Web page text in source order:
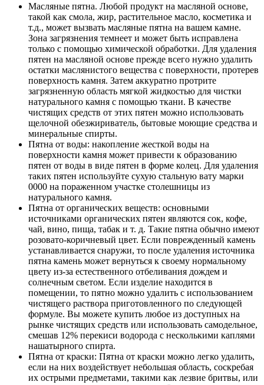
Масляные пятна. Любой продукт на масляной основе,
такой как смола, жир, растительное масло, косметика и
т.д., может вызвать масляные пятна на вашем камне.
Зона загрязнения темнеет и может быть исправлена
только с помощью химической обработки. Для удаления
пятен на масляной основе прежде всего нужно удалить
остатки маслянистого вещества с поверхности, протерев
поверхность камня. Затем аккуратно протрите
загрязненную область мягкой жидкостью для чистки
натурального камня с помощью ткани. В качестве
чистящих средств от этих пятен можно использовать
щелочной обезжириватель, бытовые моющие средства и
минеральные спирты.
Пятна от воды: накопление жесткой воды на
поверхности камня может привести к образованию
пятен от воды в виде пятен в форме колец. Для удаления
таких пятен используйте сухую стальную вату марки
0000 на пораженном участке столешницы из
натурального камня.
Пятна от органических веществ: основными
источниками органических пятен являются сок, кофе,
чай, вино, пища, табак и т. д. Такие пятна обычно имеют
розовато-коричневый цвет. Если поврежденный камень
устанавливается снаружи, то после удаления источника
пятна камень может вернуться к своему нормальному
цвету из-за естественного отбеливания дождем и
солнечным светом. Если изделие находится в
помещении, то пятно можно удалить с использованием
чистящего раствора приготовленного по следующей
формуле. Вы можете купить любое из доступных на
рынке чистящих средств или использовать самодельное,
смешав 12% перекиси водорода с несколькими каплями
нашатырного спирта.
Пятна от краски: Пятна от краски можно легко удалить,
если на них воздействует небольшая область, соскребая
их острыми предметами, такими как лезвие бритвы, или